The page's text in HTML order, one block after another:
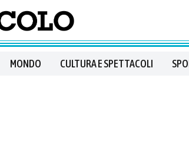
MONDO CULTURA E SPETTACOLI